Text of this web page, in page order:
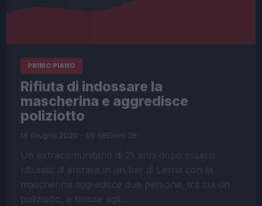
PRIMO PIANO
Rifiuta di indossare la
mascherina e aggredisce
poliziotto
19 Giugno 2020 - 09:58Eleim 28
Un extracomunitario di 21 anni dopo essersi
rifiutato di entrare in un bar di Latina con la
mascherina aggredisce due persone, tra cui un
poliziotto, e finisce agli…